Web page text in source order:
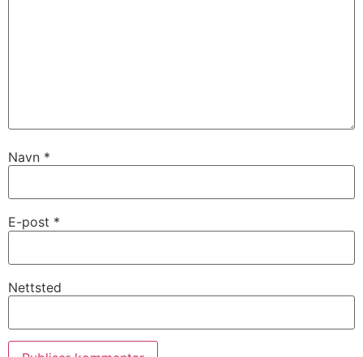
Navn *
E-post *
Nettsted